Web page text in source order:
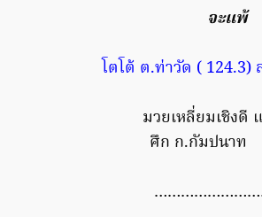
จะแพ้
โตโต้ ต.ท่าวัด ( 124.3)
มวยเหลี่ยมเชิงดี แพ้ค
ศึก ก.กัมปนาท